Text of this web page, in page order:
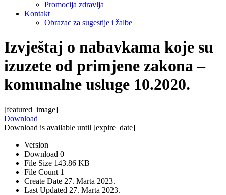
Promocija zdravlja
Kontakt
Obrazac za sugestije i žalbe
Izvještaj o nabavkama koje su
izuzete od primjene zakona –
komunalne usluge 10.2020.
[featured_image]
Download
Download is available until [expire_date]
Version
Download 0
File Size 143.86 KB
File Count 1
Create Date 27. Marta 2023.
Last Updated 27. Marta 2023.